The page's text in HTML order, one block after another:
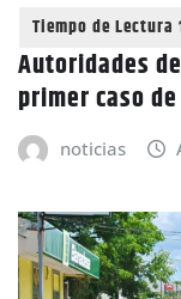
Autoridades
primer caso
noticias